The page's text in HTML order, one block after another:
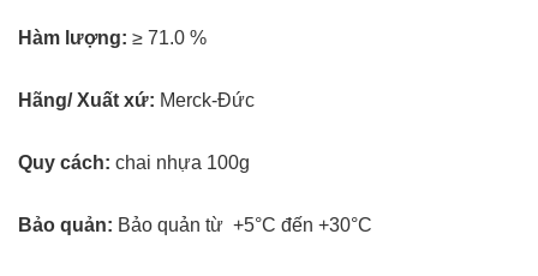
Hàm lượng: ≥ 71.0 %
Hãng/ Xuất xứ: Merck-Đức
Quy cách: chai nhựa 100g
Bảo quản: Bảo quản từ +5°C đến +30°C